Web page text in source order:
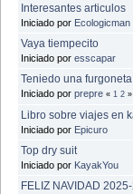
Interesantes articulos
Iniciado por Ecologicman
Vaya tiempecito
Iniciado por esscapar
Teniedo una
Iniciado por prepre « 1 2 »
Libro sobre viajes en
Iniciado por Epicuro
Top dry suit
Iniciado por KayakYou
FELIZ NAVIDAD